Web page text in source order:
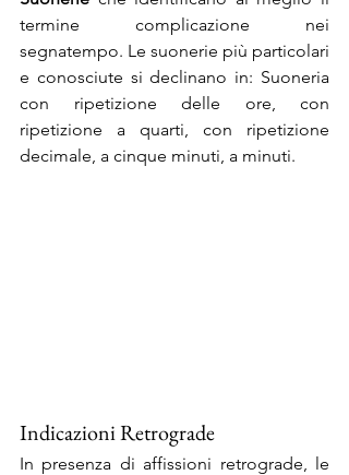
termine complicazione nei
segnatempo. Le suonerie più particolari
e conosciute si declinano in: Suoneria
con ripetizione delle ore, con
ripetizione a quarti, con ripetizione
decimale, a cinque minuti, a minuti.
Indicazioni Retrograde
In presenza di affissioni retrograde, le